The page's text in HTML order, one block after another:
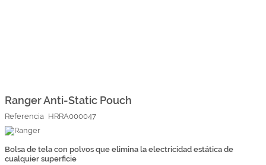
Top Ventas
Iniciar sesión/Regístrate
comienzo
la
galería
de
imágenes
Ranger Anti-Static Pouch
Referencia HRRA000047
Bolsa de tela con polvos que elimina la electricidad estática de
cualquier superficie